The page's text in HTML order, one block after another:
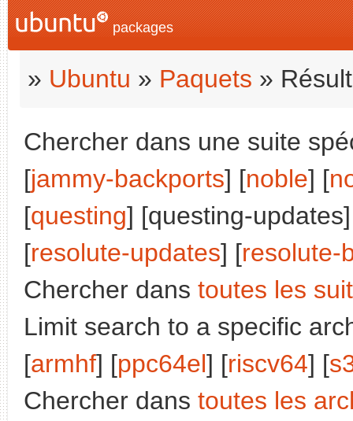
packages
» Ubuntu » Paquets »
Chercher dans une suite
[jammy-backports] [noble] [
[questing] [questing-
[resolute-updates] [resolute-
Chercher dans toutes les
Limit search to a specific
[armhf] [ppc64el] [riscv64] [
Chercher dans toutes les